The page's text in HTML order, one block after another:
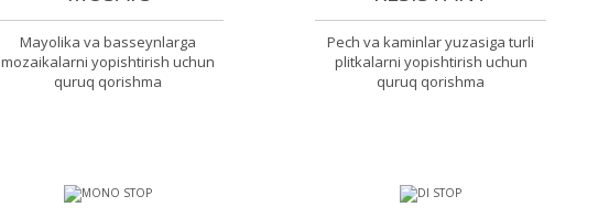
Mayolika va basseynlarga
mozaikalarni yopishtirish uchun
quruq qorishma
Pech va kaminlar yuzasiga turli
plitkalarni yopishtirish uchun
quruq qorishma